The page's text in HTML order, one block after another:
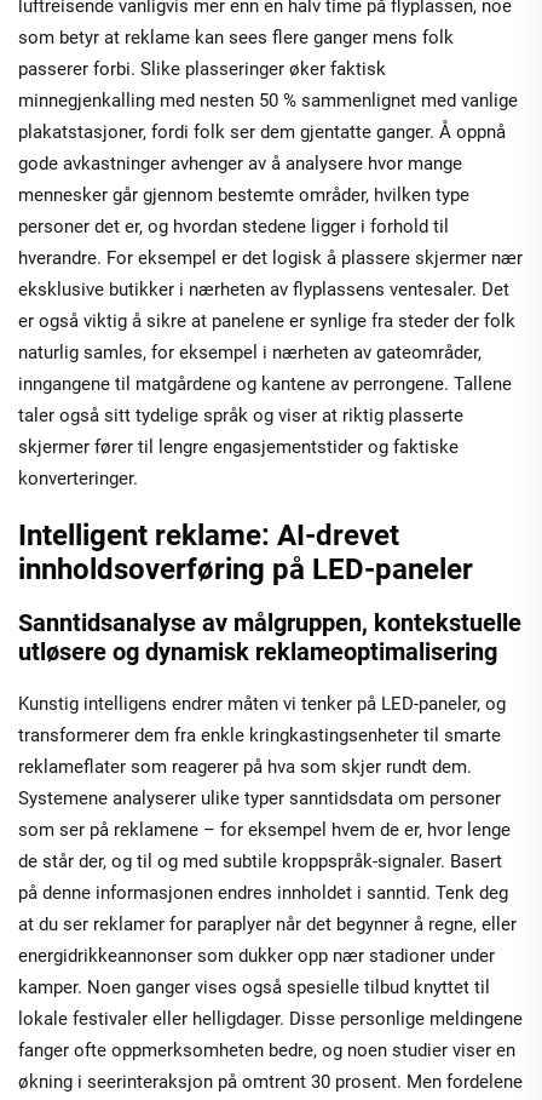
luftreisende vanligvis mer enn en halv time på flyplassen, noe
som betyr at reklame kan sees flere ganger mens folk
passerer forbi. Slike plasseringer øker faktisk
minnegjenkalling med nesten 50 % sammenlignet med vanlige
plakatstasjoner, fordi folk ser dem gjentatte ganger. Å oppnå
gode avkastninger avhenger av å analysere hvor mange
mennesker går gjennom bestemte områder, hvilken type
personer det er, og hvordan stedene ligger i forhold til
hverandre. For eksempel er det logisk å plassere skjermer nær
eksklusive butikker i nærheten av flyplassens ventesaler. Det
er også viktig å sikre at panelene er synlige fra steder der folk
naturlig samles, for eksempel i nærheten av gateområder,
inngangene til matgårdene og kantene av perrongene. Tallene
taler også sitt tydelige språk og viser at riktig plasserte
skjermer fører til lengre engasjementstider og faktiske
konverteringer.
Intelligent reklame: AI-drevet
innholdsoverføring på LED-paneler
Sanntidsanalyse av målgruppen, kontekstuelle
utløsere og dynamisk reklameoptimalisering
Kunstig intelligens endrer måten vi tenker på LED-paneler, og
transformerer dem fra enkle kringkastingsenheter til smarte
reklameflater som reagerer på hva som skjer rundt dem.
Systemene analyserer ulike typer sanntidsdata om personer
som ser på reklamene – for eksempel hvem de er, hvor lenge
de står der, og til og med subtile kroppspråk-signaler. Basert
på denne informasjonen endres innholdet i sanntid. Tenk deg
at du ser reklamer for paraplyer når det begynner å regne, eller
energidrikkeannonser som dukker opp nær stadioner under
kamper. Noen ganger vises også spesielle tilbud knyttet til
lokale festivaler eller helligdager. Disse personlige meldingene
fanger ofte oppmerksomheten bedre, og noen studier viser en
økning i seerinteraksjon på omtrent 30 prosent. Men fordelene